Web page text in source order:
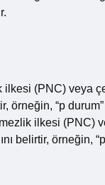
ilkesi (PNC) veya
örneğin, “p
ilkesi (PNC)
belirtir, örneğin,